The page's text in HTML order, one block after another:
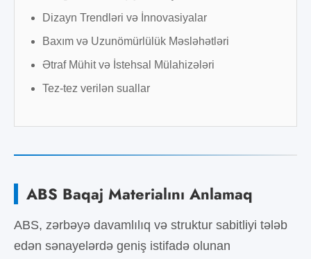
Dizayn Trendləri və İnnovasiyalar
Baxım və Uzunömürlülük Məsləhətləri
Ətraf Mühit və İstehsal Mülahizələri
Tez-tez verilən suallar
ABS Baqaj Materialını Anlamaq
ABS, zərbəyə davamlılıq və struktur sabitliyi tələb
edən sənayelərdə geniş istifadə olunan